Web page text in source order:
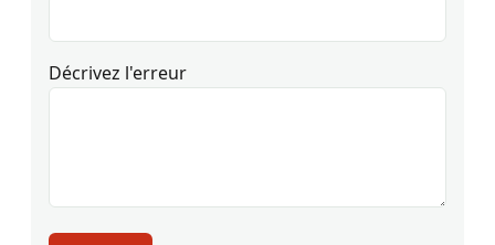
Décrivez l'erreur